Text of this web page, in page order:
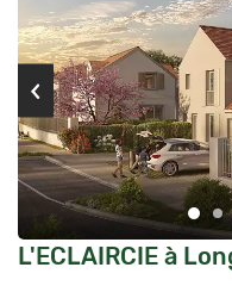
L'ECLAIRCIE à